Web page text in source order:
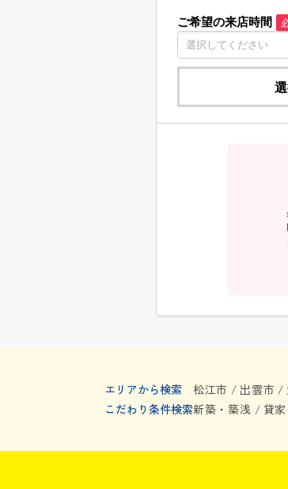
ご希望の来店時間
エリアから検索 松江市 / 出雲市 /
こだわり条件検索新築・築浅 / 貸